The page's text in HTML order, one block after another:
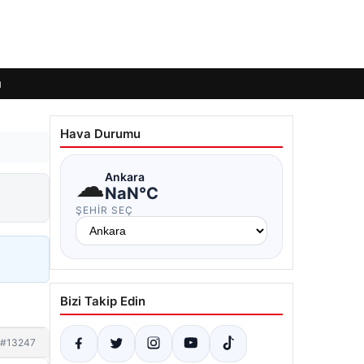
#13247
Hava Durumu
☁Ankara
NaN°C
ŞEHIR SEÇ
Bizi Takip Edin